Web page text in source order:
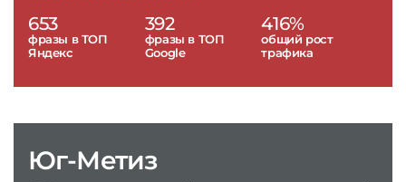
653
фразы в ТОП
Яндекс
392
фразы в ТОП
Google
416%
общий рост
трафика
Юг-Метиз